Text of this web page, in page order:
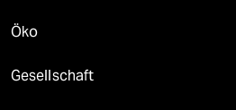
Öko
Gesellschaft